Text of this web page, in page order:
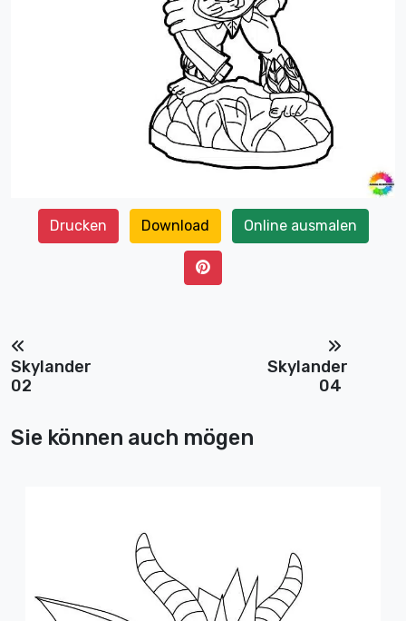
Drucken Download Online ausmalen
Skylander
02
Skylander
04
Sie können auch mögen